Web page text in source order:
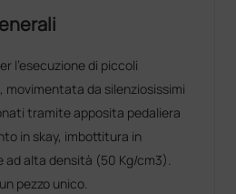
l’esecuzione di piccoli
da silenziosissimi
tramite apposita pedaliera
in skay, imbottitura in
ad alta densità (50 Kg/cm3).
pezzo unico.